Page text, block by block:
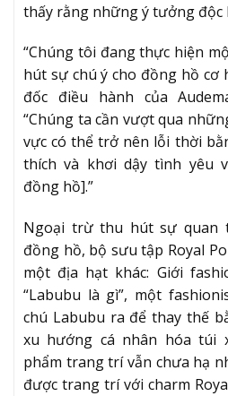
thấy rằng những ý tưởng độc
“Chúng tôi đang thực hiện
hút sự chú ý cho đồng hồ cơ
đốc điều hành của
“Chúng ta cần vượt qua
vực có thể trở nên lỗi thời
thích và khơi dậy tình yêu
đồng hồ].”
Ngoại trừ thu hút sự quan
đồng hồ, bộ sưu tập Royal
một địa hạt khác: Giới
“Labubu là gì”, một
chú Labubu ra để thay thế
xu hướng cá nhân hóa túi
phẩm trang trí vẫn chưa hạ
được trang trí với charm